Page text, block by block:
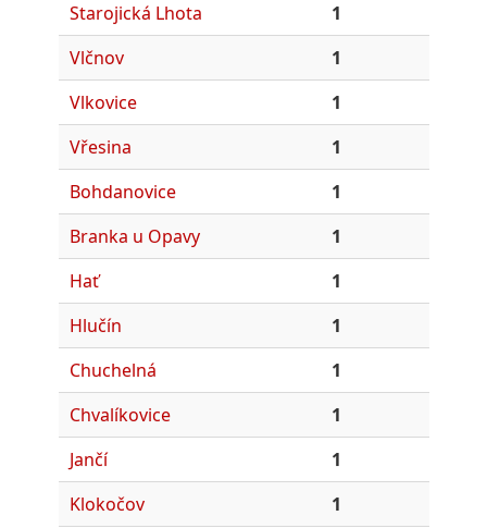
Starojická Lhota
1
Vlčnov
1
Vlkovice
1
Vřesina
1
Bohdanovice
1
Branka u Opavy
1
Hať
1
Hlučín
1
Chuchelná
1
Chvalíkovice
1
Jančí
1
Klokočov
1